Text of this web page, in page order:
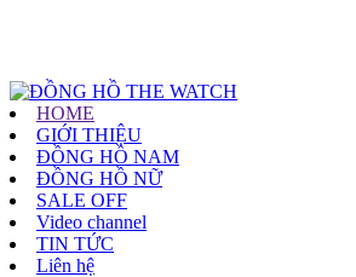
HOME
GIỚI THIỆU
ĐỒNG HỒ NAM
ĐỒNG HỒ NỮ
SALE OFF
Video channel
TIN TỨC
Liên hệ